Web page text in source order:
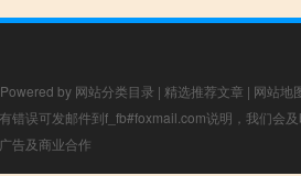
Powered by 网站分类目录 | 精选推荐文章 | 网站地
错误可发邮件到f_fb#foxmail.com说明，我们会
告及商业合作